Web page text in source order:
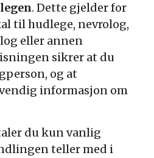
. Dette gjelder for
til hudlege, nevrolog,
eller annen
sikrer at du
og at
informasjon om
du kun vanlig
teller med i